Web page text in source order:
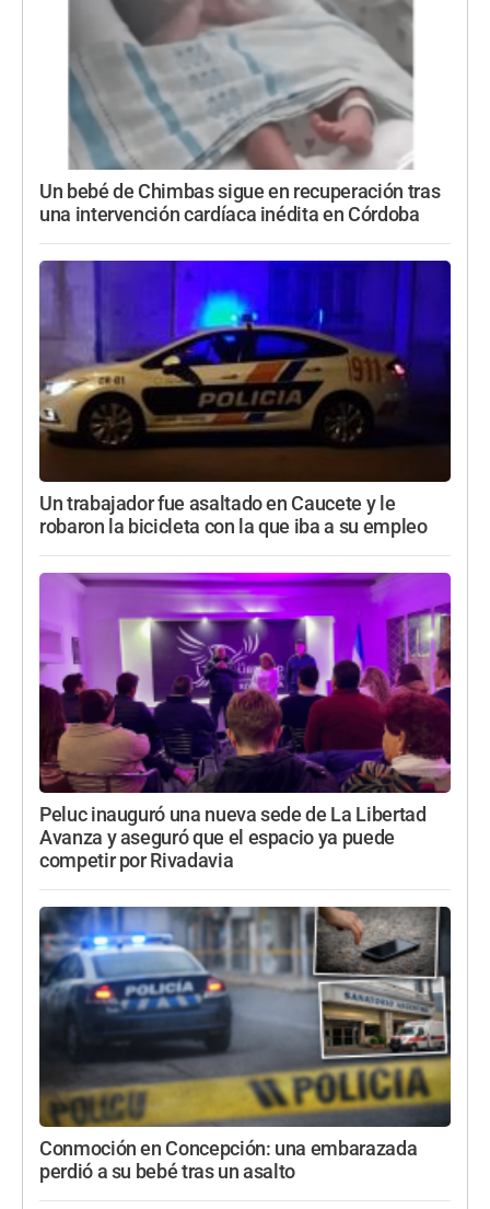
Un bebé de Chimbas sigue en recuperación tras
una intervención cardíaca inédita en Córdoba
Un trabajador fue asaltado en Caucete y le
robaron la bicicleta con la que iba a su empleo
Peluc inauguró una nueva sede de La Libertad
Avanza y aseguró que el espacio ya puede
competir por Rivadavia
Conmoción en Concepción: una embarazada
perdió a su bebé tras un asalto